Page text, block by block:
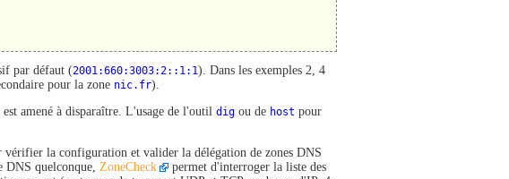
par défaut (2001:660:3003:2::1:1). Dans les exemples 2, 4
pour la zone nic.fr).
amené à disparaître. L'usage de l'outil dig ou de host pour
la configuration et valider la délégation de zones DNS
DNS quelconque, ZoneCheck
permet d'interroger la liste des